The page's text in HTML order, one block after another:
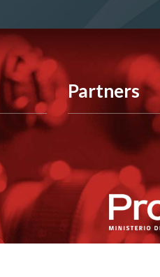
Partners